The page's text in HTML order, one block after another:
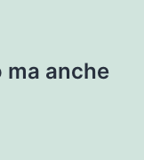
anche